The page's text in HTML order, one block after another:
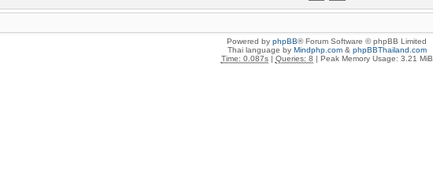
Powered by phpBB® Forum Software © phpBB Limited
Thai language by Mindphp.com& phpBBThailand.com
Time: 0.087s| Queries: 8 | Peak Memory Usage: 3.21 MiB